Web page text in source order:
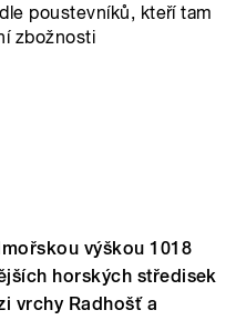
poustevníků, kteří tam
zbožnosti
výškou 1018
horských středisek
vrchy Radhošť a